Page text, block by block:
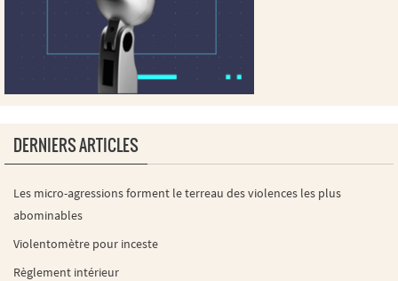
DERNIERS ARTICLES
Les micro-agressions forment le terreau des violences les plus
abominables
Violentomètre pour inceste
Règlement intérieur